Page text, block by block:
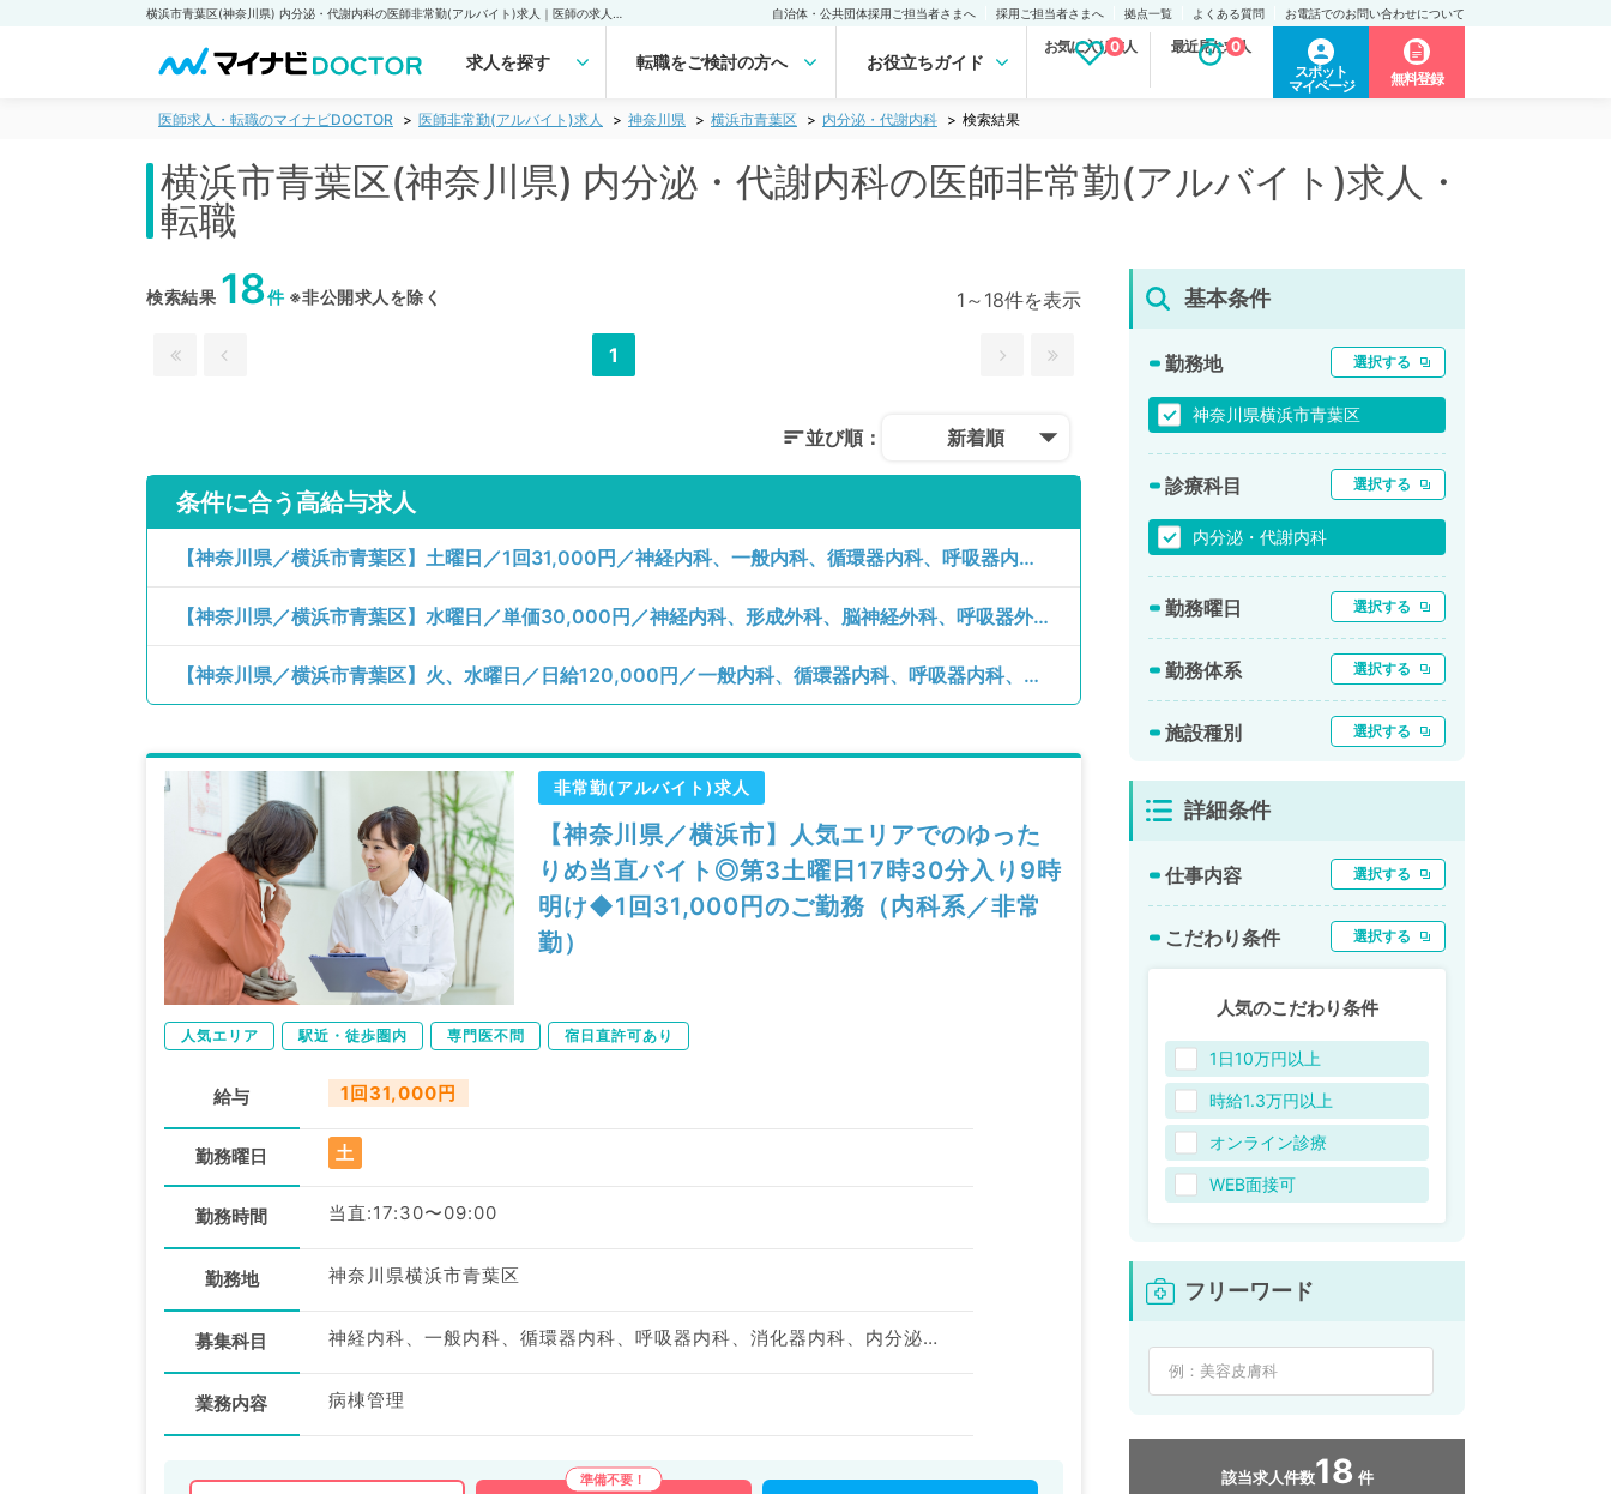
自治体・公共団体採用ご担当者さまへ 採用ご担当者さまへ 拠点一覧 よくある質問 お電話でのお問い合わせについて
求人を探す 転職をご検討の方へ お役立ちガイド
お気に入り求人
0 最近見た求人
0
スポット
マイページ
無料登録
医師求人・転職のマイナビDOCTOR 医師非常勤(アルバイト)求人 神奈川県 横浜市青葉区 内分泌・代謝内科 検索結果
横浜市青葉区(神奈川県) 内分泌・代謝内科の医師非常勤(アルバイト)求人・
転職
検索結果 18件※非公開求人を除く 1～18件を表示
1
並び順： 新着順
条件に合う高給与求人
【神奈川県／横浜市青葉区】土曜日／1回31,000円／神経内科、一般内科、循環器内科、呼吸器内科、消化器内科、内分泌・代謝内科、腎臓内科、老年内科、血液内科、膠原病科／病棟管理
【神奈川県／横浜市青葉区】水曜日／単価30,000円／神経内科、形成外科、脳神経外科、呼吸器外科、心臓血管外科、一般内科、循環器内科、呼吸器内科、消化器内科、内分泌・代謝内科、腎臓内科、老年内科、血液内科、外科系全般、一般外科、消化器外科／待機
【神奈川県／横浜市青葉区】火、水曜日／日給120,000円／一般内科、循環器内科、呼吸器内科、消化器内科、内分泌・代謝内科、腎臓内科、老年内科／訪問診療（居宅）、訪問診療（施設）
非常勤(アルバイト)求人
【神奈川県／横浜市】人気エリアでのゆった
りめ当直バイト◎第3土曜日17時30分入り9時
明け◆1回31,000円のご勤務（内科系／非常
勤）
人気エリア 駅近・徒歩圏内 専門医不問 宿日直許可あり
給与 1回31,000円
勤務曜日 土
勤務時間 当直:17:30〜09:00
勤務地 神奈川県横浜市青葉区
募集科目 神経内科、一般内科、循環器内科、呼吸器内科、消化器内科、内分泌・代謝内科、腎臓内科、老年内科、血液内科、膠原病科
業務内容 病棟管理
基本条件
勤務地 選択する
神奈川県横浜市青葉区
診療科目 選択する
内分泌・代謝内科
勤務曜日 選択する
勤務体系 選択する
施設種別 選択する
詳細条件
仕事内容 選択する
こだわり条件 選択する
人気のこだわり条件
1日10万円以上
時給1.3万円以上
オンライン診療
WEB面接可
フリーワード
該当求人件数18 件